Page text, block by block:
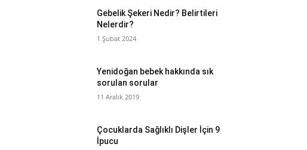
Gebelik Şekeri Nedir? Belirtileri
Nelerdir?
1 Şubat 2024
Yenidoğan bebek hakkında sık
sorulan sorular
11 Aralık 2019
Çocuklarda Sağlıklı Dişler İçin 9
İpucu